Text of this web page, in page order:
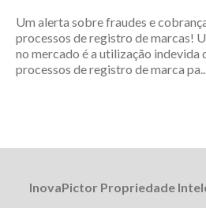
Um alerta sobre fraudes e
processos de registro de marcas!
no mercado é a utilização indevida
processos de registro de marca
InovaPictor Propriedade